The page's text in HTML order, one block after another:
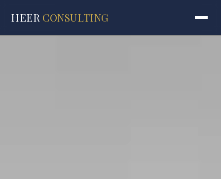
HEER CONSULTING